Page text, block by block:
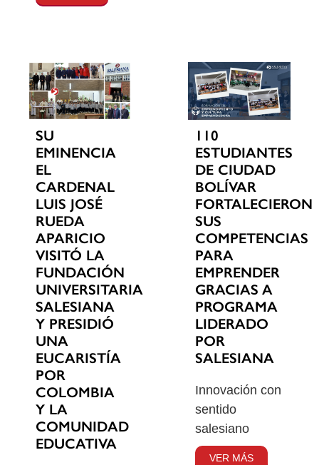
SU
EMINENCIA
EL
CARDENAL
LUIS JOSÉ
RUEDA
APARICIO
VISITÓ LA
FUNDACIÓN
UNIVERSITARIA
SALESIANA
Y PRESIDIÓ
UNA
EUCARISTÍA
POR
COLOMBIA
Y LA
COMUNIDAD
EDUCATIVA
110
ESTUDIANTES
DE CIUDAD
BOLÍVAR
FORTALECIERON
SUS
COMPETENCIAS
PARA
EMPRENDER
GRACIAS A
PROGRAMA
LIDERADO
POR
SALESIANA
Innovación con
sentido
salesiano
VER MÁS